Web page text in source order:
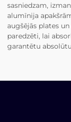
sasniedzam,
alumīnija
augšējās plates
paredzēti, lai
garantētu